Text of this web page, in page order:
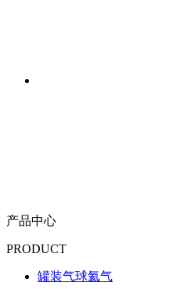
产品中心
PRODUCT
罐装气球氦气